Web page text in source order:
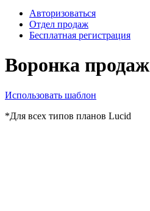
Авторизоваться
Отдел продаж
Бесплатная регистрация
Воронка продаж
Использовать шаблон
*Для всех типов планов Lucid